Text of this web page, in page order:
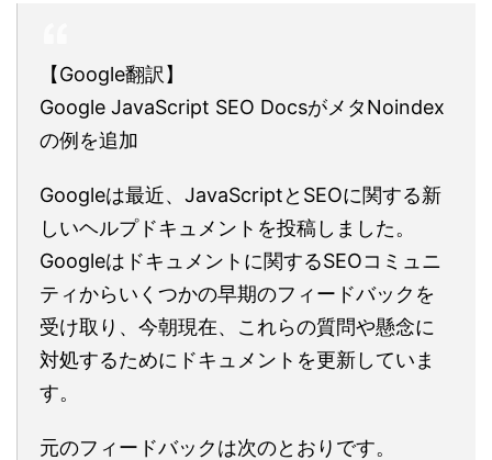
【Google翻訳】
Google JavaScript SEO DocsがメタNoindex
の例を追加
Googleは最近、JavaScriptとSEOに関する新
しいヘルプドキュメントを投稿しました。
Googleはドキュメントに関するSEOコミュニ
ティからいくつかの早期のフィードバックを
受け取り、今朝現在、これらの質問や懸念に
対処するためにドキュメントを更新していま
す。
元のフィードバックは次のとおりです。